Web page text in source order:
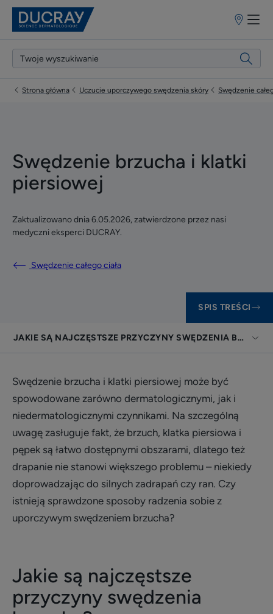
Punkty
Strona główna Uczucie uporczywego swędzenia skóry Swędzenie
Swędzenie brzucha i klatki
piersiowej
Zaktualizowano dnia6.05.2026, zatwierdzone przez nasi
medyczni eksperci DUCRAY.
Swędzenie całego ciała
SPIS TREŚCI
JAKIE SĄ NAJCZĘSTSZE PRZYCZYNY SWĘDZENIA
Swędzenie brzucha i klatki piersiowej może być
spowodowane zarówno dermatologicznymi, jak i
niedermatologicznymi czynnikami. Na szczególną
uwagę zasługuje fakt, że brzuch, klatka piersiowa i
pępek są łatwo dostępnymi obszarami, dlatego też
drapanie nie stanowi większego problemu – niekiedy
doprowadzając do silnych zadrapań czy ran. Czy
istnieją sprawdzone sposoby radzenia sobie z
uporczywym swędzeniem brzucha?
Jakie są najczęstsze
przyczyny swędzenia